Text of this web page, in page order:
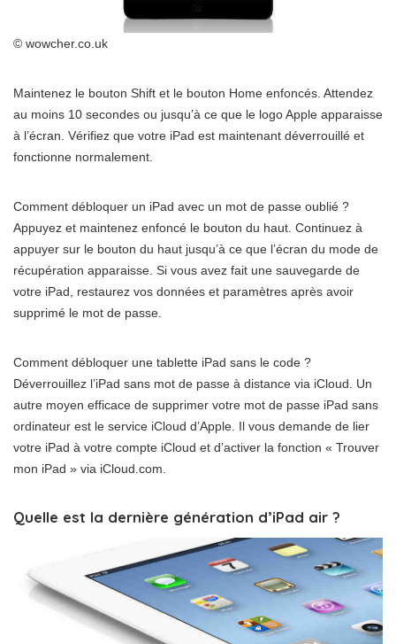
© wowcher.co.uk
Maintenez le bouton Shift et le bouton Home enfoncés. Attendez
au moins 10 secondes ou jusqu’à ce que le logo Apple apparaisse
à l’écran. Vérifiez que votre iPad est maintenant déverrouillé et
fonctionne normalement.
Comment débloquer un iPad avec un mot de passe oublié ?
Appuyez et maintenez enfoncé le bouton du haut. Continuez à
appuyer sur le bouton du haut jusqu’à ce que l’écran du mode de
récupération apparaisse. Si vous avez fait une sauvegarde de
votre iPad, restaurez vos données et paramètres après avoir
supprimé le mot de passe.
Comment débloquer une tablette iPad sans le code ?
Déverrouillez l’iPad sans mot de passe à distance via iCloud. Un
autre moyen efficace de supprimer votre mot de passe iPad sans
ordinateur est le service iCloud d’Apple. Il vous demande de lier
votre iPad à votre compte iCloud et d’activer la fonction « Trouver
mon iPad » via iCloud.com.
Quelle est la dernière génération d’iPad air ?